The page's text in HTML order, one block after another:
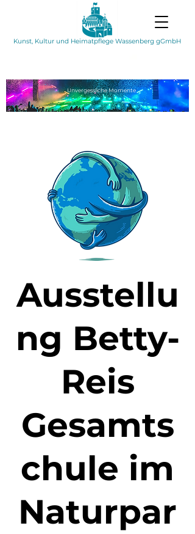
Kunst, Kultur und Heimatpflege Wassenberg gGmbH
UnvergesslicheMomente
Ausstellu
ng Betty-
Reis
Gesamts
chule im
Naturpar